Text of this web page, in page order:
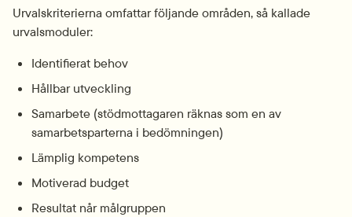
Urvalskriterierna omfattar följande områden, så kallade
urvalsmoduler:
Identifierat behov
Hållbar utveckling
Samarbete (stödmottagaren räknas som en av
samarbetsparterna i bedömningen)
Lämplig kompetens
Motiverad budget
Resultat når målgruppen